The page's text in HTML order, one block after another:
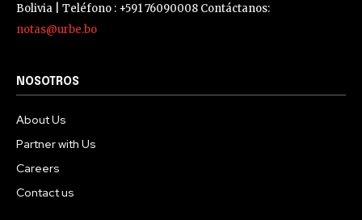
Bolivia | Teléfono : +591 76090008 Contáctanos:
notas@urbe.bo
NOSOTROS
About Us
Partner with Us
Careers
Contact us